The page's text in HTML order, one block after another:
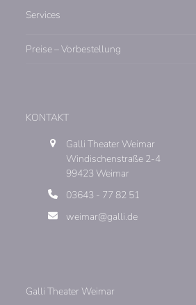
Services
Preise – Vorbestellung
KONTAKT
Galli Theater Weimar
Windischenstraße 2-4
99423 Weimar
03643 - 77 82 51
weimar@galli.de
Galli Theater Weimar